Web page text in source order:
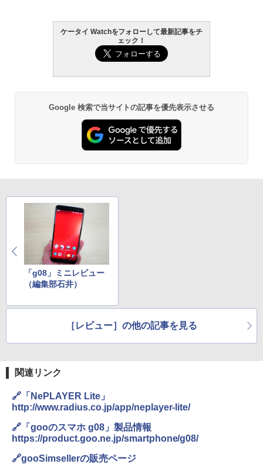
ケータイ Watchをフォローして最新記事をチ
ェック！
Google 検索で当サイトの記事を優先表示させる
「g08」ミニレビュー
（編集部石井）
［レビュー］の他の記事を見る
関連リンク
🔗「NePLAYER Lite」
http://www.radius.co.jp/app/neplayer-lite/
🔗「gooのスマホ g08」製品情報
https://product.goo.ne.jp/smartphone/g08/
🔗gooSimsellerの販売ページ